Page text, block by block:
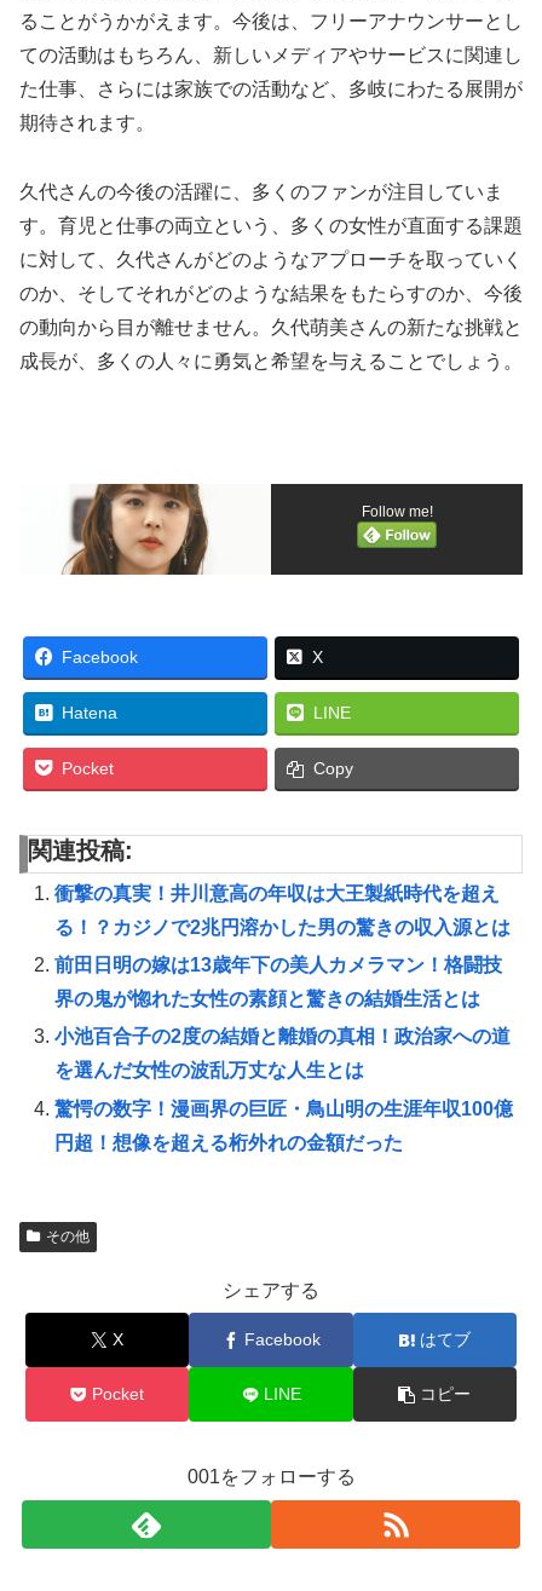
ることがうかがえます。今後は、フリーアナウンサーとし
ての活動はもちろん、新しいメディアやサービスに関連し
た仕事、さらには家族での活動など、多岐にわたる展開が
期待されます。
久代さんの今後の活躍に、多くのファンが注目していま
す。育児と仕事の両立という、多くの女性が直面する課題
に対して、久代さんがどのようなアプローチを取っていく
のか、そしてそれがどのような結果をもたらすのか、今後
の動向から目が離せません。久代萌美さんの新たな挑戦と
成長が、多くの人々に勇気と希望を与えることでしょう。
Follow me!
Facebook X
Hatena LINE
Pocket Copy
関連投稿:
衝撃の真実！井川意高の年収は大王製紙時代を超え
る！？カジノで2兆円溶かした男の驚きの収入源とは
前田日明の嫁は13歳年下の美人カメラマン！格闘技
界の鬼が惚れた女性の素顔と驚きの結婚生活とは
小池百合子の2度の結婚と離婚の真相！政治家への道
を選んだ女性の波乱万丈な人生とは
驚愕の数字！漫画界の巨匠・鳥山明の生涯年収100億
円超！想像を超える桁外れの金額だった
その他
シェアする
X Facebook はてブ
Pocket LINE コピー
001をフォローする